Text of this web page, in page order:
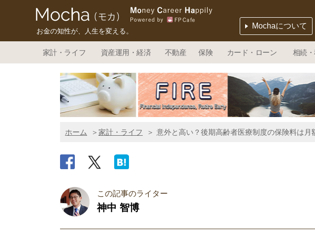
お金の知性が、人生を変える。
Mochaについて
家計・ライフ 資産運用・経済 不動産 保険 カード・ローン 相続
ホーム 家計・ライフ 意外と高い？後期高齢者医療制度の保険料は月
この記事のライター
神中 智博